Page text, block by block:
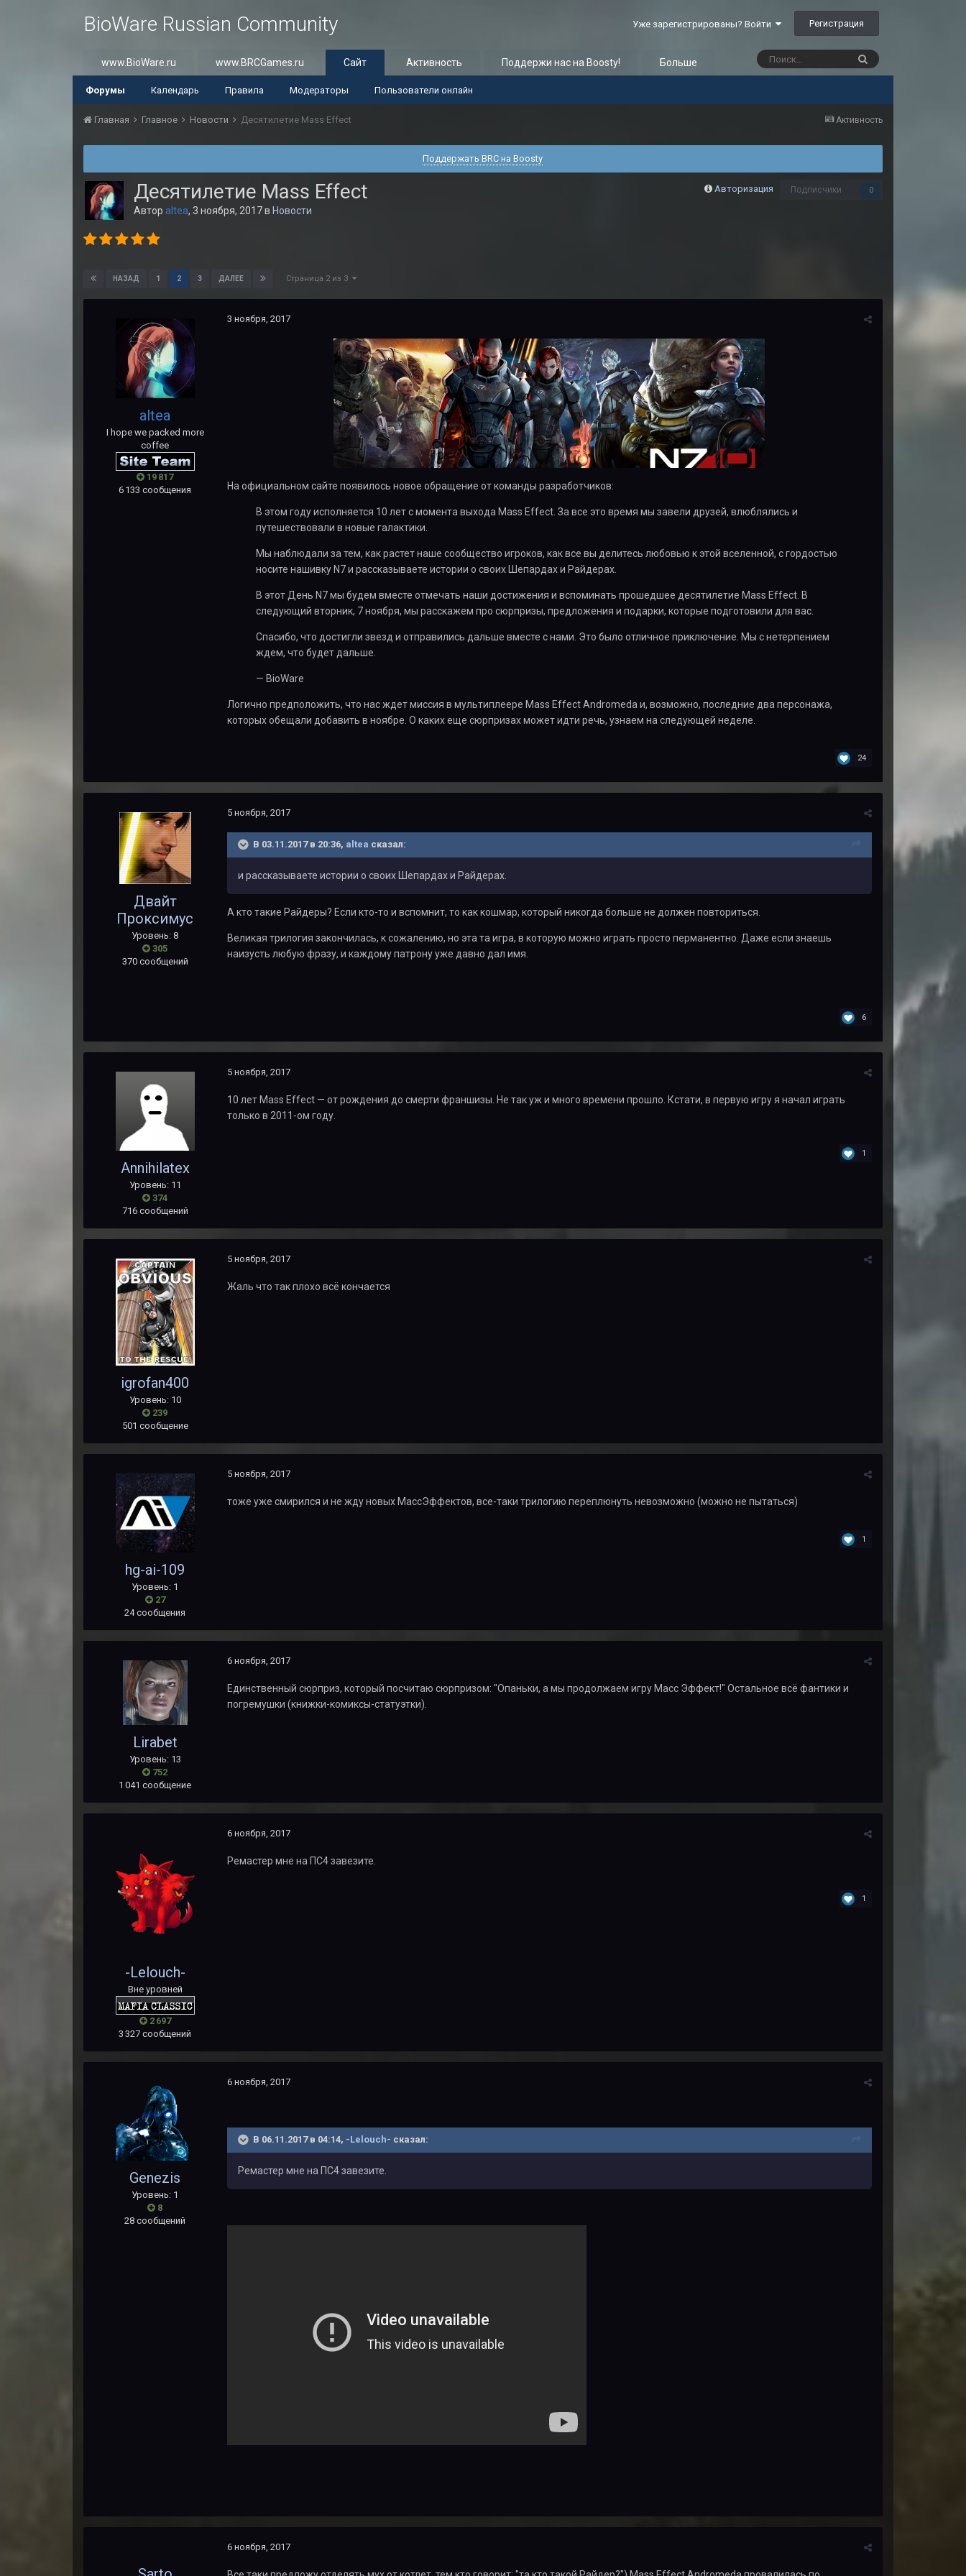
BioWare Russian Community Уже зарегистрированы? Войти Регистрация
www.BioWare.ru www.BRCGames.ru Сайт
Форумы Календарь Правила Модераторы Пользователи онлайн
Активность Поддержи нас на Boosty! Больше
Активность
Главная Главное Новости Десятилетие Mass Effect
Поддержать BRC на Boosty
Авторизация Подписчики 0
Десятилетие Mass Effect
Автор altea, 3 ноября, 2017в Новости
НАЗАД 1 2 3 ДАЛЕЕ Страница 2 из 3
altea
I hope we packed more
coffee
19 817
6 133 сообщения
3 ноября, 2017
На официальном сайте появилось новое обращение от команды разработчиков:
В этом году исполняется 10 лет с момента выхода Mass Effect. За все это время мы завели друзей, влюблялись и
путешествовали в новые галактики.
Мы наблюдали за тем, как растет наше сообщество игроков, как все вы делитесь любовью к этой вселенной, с гордостью
носите нашивку N7 и рассказываете истории о своих Шепардах и Райдерах.
В этот День N7 мы будем вместе отмечать наши достижения и вспоминать прошедшее десятилетие Mass Effect. В
следующий вторник, 7 ноября, мы расскажем про сюрпризы, предложения и подарки, которые подготовили для вас.
Спасибо, что достигли звезд и отправились дальше вместе с нами. Это было отличное приключение. Мы с нетерпением
ждем, что будет дальше.
— BioWare
Логично предположить, что нас ждет миссия в мультиплеере Mass Effect Andromeda и, возможно, последние два персонажа,
которых обещали добавить в ноябре. О каких еще сюрпризах может идти речь, узнаем на следующей неделе.
24
Двайт
Проксимус
Уровень: 8
305
370 сообщений
5 ноября, 2017
В 03.11.2017 в 20:36, altea сказал:
и рассказываете истории о своих Шепардах и Райдерах.
А кто такие Райдеры? Если кто-то и вспомнит, то как кошмар, который никогда больше не должен повториться.
Великая трилогия закончилась, к сожалению, но эта та игра, в которую можно играть просто перманентно. Даже если знаешь
наизусть любую фразу, и каждому патрону уже давно дал имя.
6
Annihilatex
Уровень: 11
374
716 сообщений
5 ноября, 2017
10 лет Mass Effect — от рождения до смерти франшизы. Не так уж и много времени прошло. Кстати, в первую игру я начал играть
только в 2011-ом году.
1
igrofan400
Уровень: 10
239
501 сообщение
5 ноября, 2017
Жаль что так плохо всё кончается
hg-ai-109
Уровень: 1
27
24 сообщения
5 ноября, 2017
тоже уже смирился и не жду новых МассЭффектов, все-таки трилогию переплюнуть невозможно (можно не пытаться)
1
Lirabet
Уровень: 13
752
1 041 сообщение
6 ноября, 2017
Единственный сюрприз, который посчитаю сюрпризом: "Опаньки, а мы продолжаем игру Масс Эффект!" Остальное всё фантики и
погремушки (книжки-комиксы-статуэтки).
-Lelouch-
Вне уровней
2 697
3 327 сообщений
6 ноября, 2017
Ремастер мне на ПС4 завезите.
1
Genezis
Уровень: 1
8
28 сообщений
6 ноября, 2017
В 06.11.2017 в 04:14, -Lelouch- сказал:
Ремастер мне на ПС4 завезите.
6 ноября, 2017